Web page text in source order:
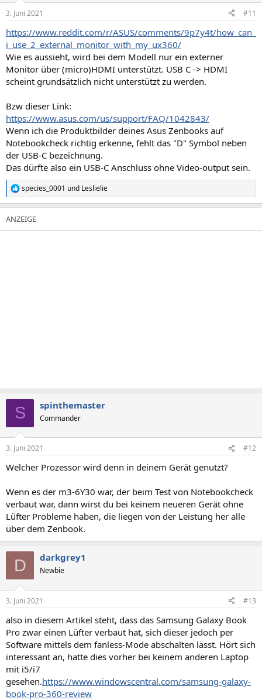
3. Juni 2021 #11
https://www.reddit.com/r/ASUS/comments/9p7y4t/how_can_
i_use_2_external_monitor_with_my_ux360/
Wie es aussieht, wird bei dem Modell nur ein externer
Monitor über (micro)HDMI unterstützt. USB C -> HDMI
scheint grundsätzlich nicht unterstützt zu werden.
Bzw dieser Link:
https://www.asus.com/us/support/FAQ/1042843/
Wenn ich die Produktbilder deines Asus Zenbooks auf
Notebookcheck richtig erkenne, fehlt das "D" Symbol neben
der USB-C bezeichnung.
Das dürfte also ein USB-C Anschluss ohne Video-output sein.
R
e
a
k
t
species_0001 und Leslielie
S spinthemaster
Commander
3. Juni 2021 #12
Welcher Prozessor wird denn in deinem Gerät genutzt?
Wenn es der m3-6Y30 war, der beim Test von Notebookcheck
verbaut war, dann wirst du bei keinem neueren Gerät ohne
Lüfter Probleme haben, die liegen von der Leistung her alle
über dem Zenbook.
D darkgrey1
Newbie
3. Juni 2021 #13
also in diesem Artikel steht, dass das Samsung Galaxy Book
Pro zwar einen Lüfter verbaut hat, sich dieser jedoch per
Software mittels dem fanless-Mode abschalten lässt. Hört sich
interessant an, hatte dies vorher bei keinem anderen Laptop
mit i5/i7
gesehen.https://www.windowscentral.com/samsung-galaxy-
book-pro-360-review